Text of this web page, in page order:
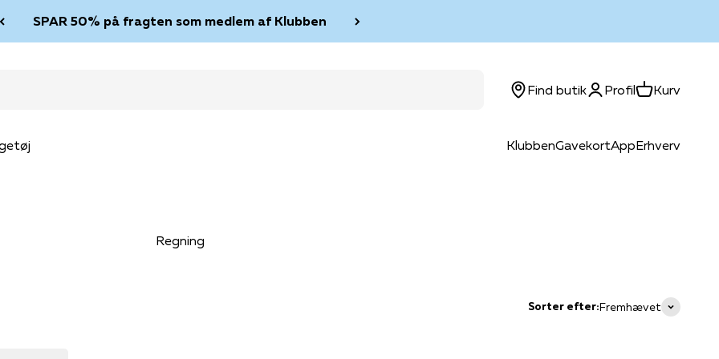
SPAR 50% på fragten som medlem af Klubben
KlubbenGavekortAppErhverv
Find butikLog ind
ProfilKurvKurv
Regning
Sorter efter:Fremhævet